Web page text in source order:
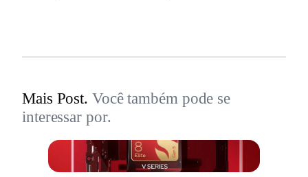
Mais Post. Você também pode se
interessar por.